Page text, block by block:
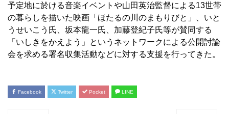
予定地に於ける音楽イベントや山田英治監督による13世帯
の暮らしを描いた映画「ほたるの川のまもりびと」、いと
うせいこう氏、坂本龍一氏、加藤登紀子氏等が賛同する
「いしきをかえよう」というネットワークによる公開討論
会を求める署名収集活動などに対する支援を行ってきた。
Facebook Twitter Pocket LINE